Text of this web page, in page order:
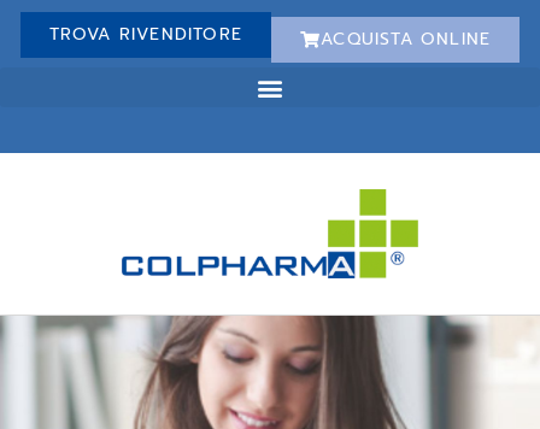
TROVA RIVENDITORE ACQUISTA ONLINE